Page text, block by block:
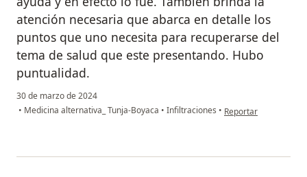
atención necesaria que abarca en detalle los
puntos que uno necesita para recuperarse del
tema de salud que este presentando. Hubo
puntualidad.
30 de marzo de 2024
• Medicina alternativa_ Tunja-Boyaca • Infiltraciones • en opinión del
Reportar